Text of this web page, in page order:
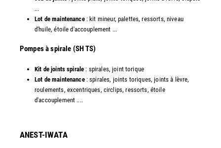
...
Lot de maintenance: kit mineur, palettes, ressorts, niveau
d'huile, étoile d'accouplement ...​
​Pompes à spirale (SH TS)
Kit de joints spirale : spirales, joint torique
Lot de maintenance: spirales, joints toriques, joints à lèvre,
roulements, excentriques, circlips, ressorts, étoile
d'accouplement ....​
ANEST-IWATA